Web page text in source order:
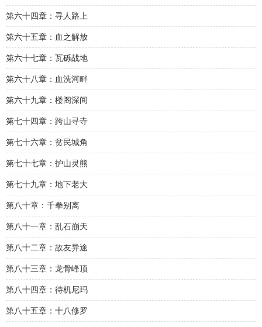
第六十四章：寻人路上
第六十五章：血之解放
第六十七章：瓦砾战地
第六十八章：血洗河畔
第六十九章：楼阁深间
第七十四章：跨山寻寺
第七十六章：贫民城角
第七十七章：护山灵熊
第七十九章：地下老大
第八十章：千拳别离
第八十一章：乱石崩天
第八十二章：故友异途
第八十三章：龙骨峰顶
第八十四章：待机尼玛
第八十五章：十八修罗